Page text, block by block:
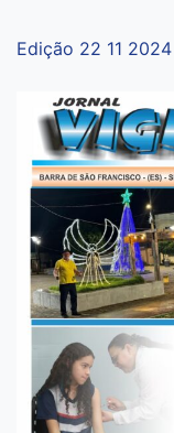
Edição 22 11 2024